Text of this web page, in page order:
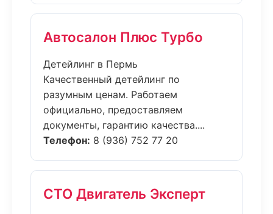
Автосалон Плюс Турбо
Детейлинг в Пермь
Качественный детейлинг по
разумным ценам. Работаем
официально, предоставляем
документы, гарантию качества....
Телефон: 8 (936) 752 77 20
СТО Двигатель Эксперт